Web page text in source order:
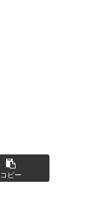
コピー